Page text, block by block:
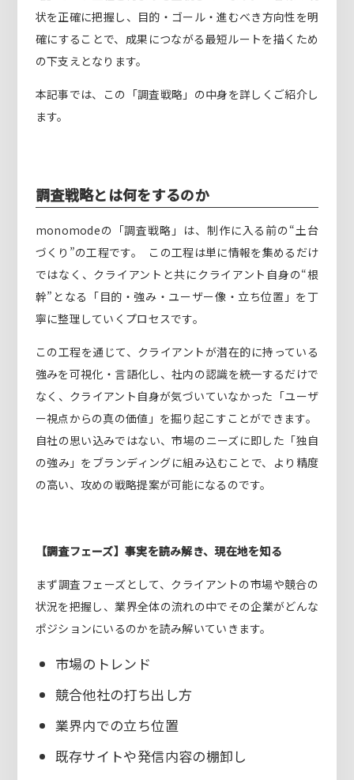
状を正確に把握し、目的・ゴール・進むべき方向性を明
確にすることで、成果につながる最短ルートを描くため
の下支えとなります。
本記事では、この「調査戦略」の中身を詳しくご紹介し
ます。
調査戦略とは何をするのか
monomodeの「調査戦略」は、制作に入る前の“土台
づくり”の工程です。 この工程は単に情報を集めるだけ
ではなく、クライアントと共にクライアント自身の“根
幹”となる「目的・強み・ユーザー像・立ち位置」を丁
寧に整理していくプロセスです。
この工程を通じて、クライアントが潜在的に持っている
強みを可視化・言語化し、社内の認識を統一するだけで
なく、クライアント自身が気づいていなかった「ユーザ
ー視点からの真の価値」を掘り起こすことができます。
自社の思い込みではない、市場のニーズに即した「独自
の強み」をブランディングに組み込むことで、より精度
の高い、攻めの戦略提案が可能になるのです。
【調査フェーズ】事実を読み解き、現在地を知る
まず調査フェーズとして、クライアントの市場や競合の
状況を把握し、業界全体の流れの中でその企業がどんな
ポジションにいるのかを読み解いていきます。
市場のトレンド
競合他社の打ち出し方
業界内での立ち位置
既存サイトや発信内容の棚卸し